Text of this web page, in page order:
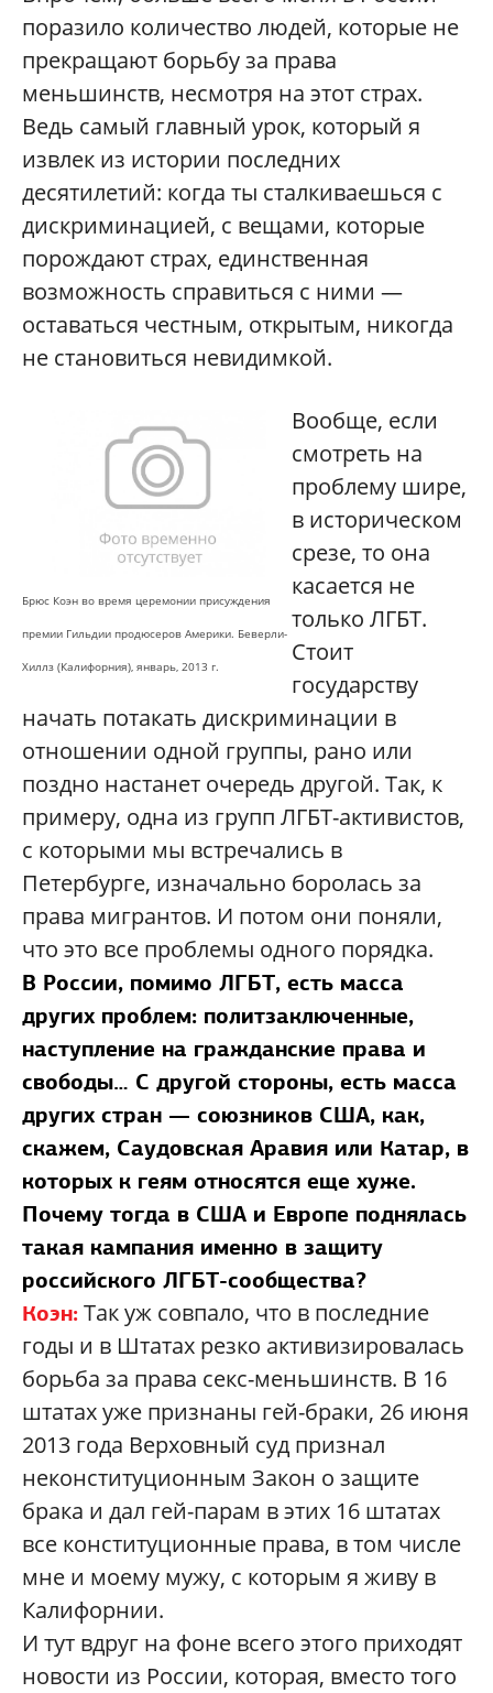
поразило количество людей, которые не
прекращают борьбу за права
меньшинств, несмотря на этот страх.
Ведь самый главный урок, который я
извлек из истории последних
десятилетий: когда ты сталкиваешься с
дискриминацией, с вещами, которые
порождают страх, единственная
возможность справиться с ними —
оставаться честным, открытым, никогда
не становиться невидимкой.
Брюс Коэн во время церемонии присуждения
премии Гильдии продюсеров Америки. Беверли-
Хиллз (Калифорния), январь, 2013 г.
Вообще, если
смотреть на
проблему шире,
в историческом
срезе, то она
касается не
только ЛГБТ.
Стоит
государству
начать потакать дискриминации в
отношении одной группы, рано или
поздно настанет очередь другой. Так, к
примеру, одна из групп ЛГБТ-активистов,
с которыми мы встречались в
Петербурге, изначально боролась за
права мигрантов. И потом они поняли,
что это все проблемы одного порядка.
В России, помимо ЛГБТ, есть масса
других проблем: политзаключенные,
наступление на гражданские права и
свободы… С другой стороны, есть масса
других стран — союзников США, как,
скажем, Саудовская Аравия или Катар, в
которых к геям относятся еще хуже.
Почему тогда в США и Европе поднялась
такая кампания именно в защиту
российского ЛГБТ-сообщества?
Коэн:Так уж совпало, что в последние
годы и в Штатах резко активизировалась
борьба за права секс-меньшинств. В 16
штатах уже признаны гей-браки, 26 июня
2013 года Верховный суд признал
неконституционным Закон о защите
брака и дал гей-парам в этих 16 штатах
все конституционные права, в том числе
мне и моему мужу, с которым я живу в
Калифорнии.
И тут вдруг на фоне всего этого приходят
новости из России, которая, вместо того